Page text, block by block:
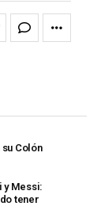
Colón
y Messi:
tener